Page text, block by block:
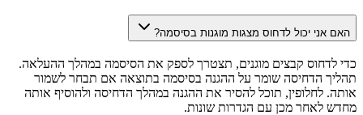
האם אני יכול לדחוס מצגות מוגנות בסיסמה?
כדי לדחוס קבצים מוגנים, תצטרך לספק את הסיסמה במהלך ההעלאה.
תהליך הדחיסה שומר על ההגנה בסיסמה בתוצאה אם תבחר לשמור
אותה. לחלופין, תוכל להסיר את ההגנה במהלך הדחיסה ולהוסיף אותה
מחדש לאחר מכן עם הגדרות שונות.